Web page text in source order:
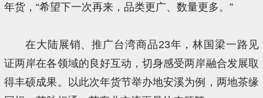
年货，“希望下一次再来，品类更广、数量更多。”
在大陆展销、推广台湾商品23年，林国梁一路见
证两岸在各领域的良好互动，切身感受两岸融合发展取
得丰硕成果。以此次年货节举办地安溪为例，两地茶缘